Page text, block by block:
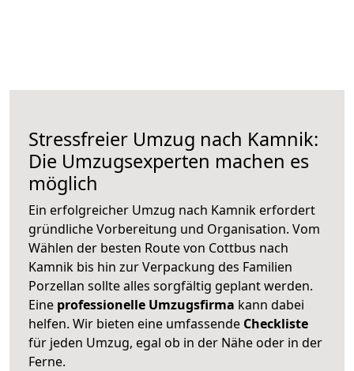
Stressfreier Umzug nach Kamnik:
Die Umzugsexperten machen es
möglich
Ein erfolgreicher Umzug nach Kamnik erfordert
gründliche Vorbereitung und Organisation. Vom
Wählen der besten Route von Cottbus nach
Kamnik bis hin zur Verpackung des Familien
Porzellan sollte alles sorgfältig geplant werden.
Eine professionelle Umzugsfirma kann dabei
helfen. Wir bieten eine umfassende Checkliste
für jeden Umzug, egal ob in der Nähe oder in der
Ferne.